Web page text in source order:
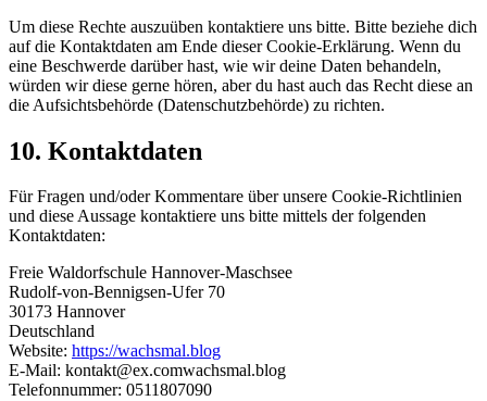
Um diese Rechte auszuüben kontaktiere uns bitte. Bitte beziehe dich
auf die Kontaktdaten am Ende dieser Cookie-Erklärung. Wenn du
eine Beschwerde darüber hast, wie wir deine Daten behandeln,
würden wir diese gerne hören, aber du hast auch das Recht diese an
die Aufsichtsbehörde (Datenschutzbehörde) zu richten.
10. Kontaktdaten
Für Fragen und/oder Kommentare über unsere Cookie-Richtlinien
und diese Aussage kontaktiere uns bitte mittels der folgenden
Kontaktdaten:
Freie Waldorfschule Hannover-Maschsee
Rudolf-von-Bennigsen-Ufer 70
30173 Hannover
Deutschland
Website: https://wachsmal.blog
E-Mail: kontakt@ex.comwachsmal.blog
Telefonnummer: 0511807090